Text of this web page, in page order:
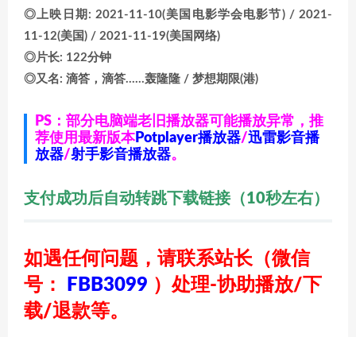
◎上映日期: 2021-11-10(美国电影学会电影节) / 2021-
11-12(美国) / 2021-11-19(美国网络)
◎片长: 122分钟
◎又名: 滴答，滴答……轰隆隆 / 梦想期限(港)
PS：部分电脑端老旧播放器可能播放异常，推
荐使用最新版本Potplayer播放器/迅雷影音播
放器/射手影音播放器。
支付成功后自动转跳下载链接（10秒左右）
如遇任何问题，请联系站长（微信
号：
FBB3099 ） 处理-协助播放/下
载/退款等。